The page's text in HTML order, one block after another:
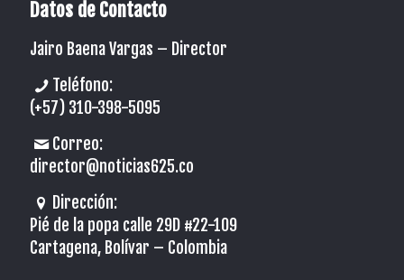
Datos de Contacto
Jairo Baena Vargas – Director
Teléfono:
(+57) 310-398-5095
Correo:
director@noticias625.co
Dirección:
Pié de la popa calle 29D #22-109
Cartagena, Bolívar – Colombia